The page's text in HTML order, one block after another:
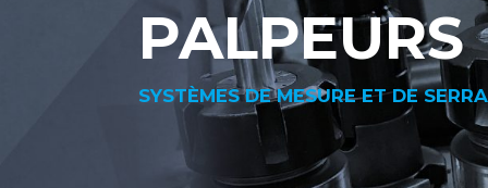
PALPEURS
SYSTÈMES DE MESURE ET DE